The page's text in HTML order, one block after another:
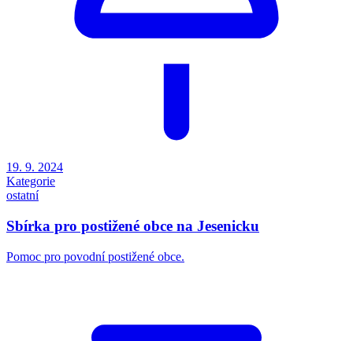
19. 9. 2024
Kategorie
ostatní
Sbírka pro postižené obce na Jesenicku
Pomoc pro povodní postižené obce.